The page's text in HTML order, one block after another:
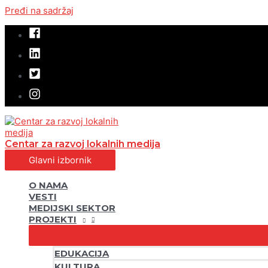
Pređi na sadržaj
Centar za razvoj lokalnih medija
Glavni izbornik
O NAMA
VESTI
MEDIJSKI SEKTOR
PROJEKTI
EDUKACIJA